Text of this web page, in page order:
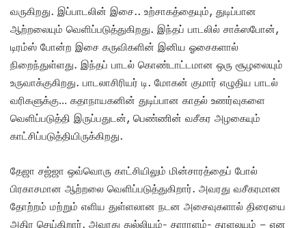
வருகிறது. இப்பாடலின் இசை.. உற்சாகத்தையும், துடிப்பான
ஆற்றலையும் வெளிப்படுத்துகிறது. இந்தப் பாடலில் சாக்ஸபோன்,
டிரம்ஸ் போன்ற இசை கருவிகளின் இனிய ஓசைகளால்
நிறைந்துள்ளது. இந்தப் பாடல் கொண்டாட்டமான ஒரு சூழலையும்
உருவாக்குகிறது. பாடலாசிரியர் டி. மோகன் குமார் எழுதிய பாடல்
வரிகளுக்கு… கதாநாயகனின் துடிப்பான காதல் உணர்வுகளை
வெளிப்படுத்தி இருப்பதுடன், பெண்ணின் வசீகர அழகையும்
காட்சிப்படுத்தியிருக்கிறது.
தேஜா சஜ்ஜா ஒவ்வொரு காட்சியிலும் மின்சாரத்தைப் போல்
பிரகாசமான ஆற்றலை வெளிப்படுத்துகிறார். அவரது வசீகரமான
தோற்றம் மற்றும் எளிய துள்ளலான நடன அசைவுகளால் திரையை
அதிர செய்கிறார். அவரது துல்லியம்- தாராளம்- தாளலயம் – என